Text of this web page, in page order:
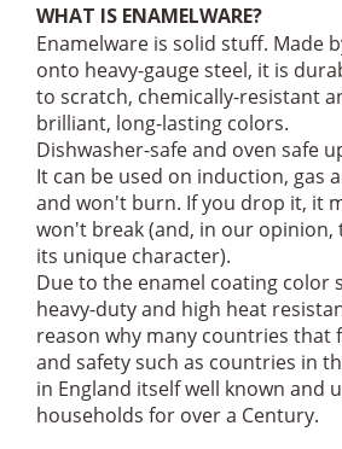
WHAT IS ENAMELWARE?
Enamelware is solid stuff. Made
onto heavy-gauge steel, it is
to scratch, chemically-resistant
brilliant, long-lasting colors.
Dishwasher-safe and oven safe
It can be used on induction, gas
and won't burn. If you drop it, it
won't break (and, in our opinion,
its unique character).
Due to the enamel coating color
heavy-duty and high heat
reason why many countries that
and safety such as countries in
in England itself well known and
households for over a Century.